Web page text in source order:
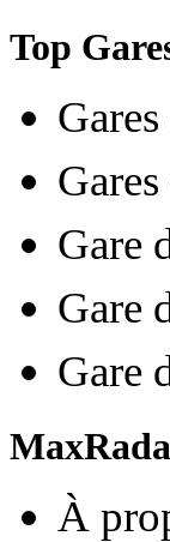
Top
Gare
Gare
Gare
À